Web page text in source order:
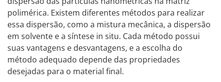
polimérica. Existem diferentes métodos para realizar
essa dispersão, como a mistura mecânica, a dispersão
em solvente e a síntese in situ. Cada método possui
suas vantagens e desvantagens, e a escolha do
método adequado depende das propriedades
desejadas para o material final.